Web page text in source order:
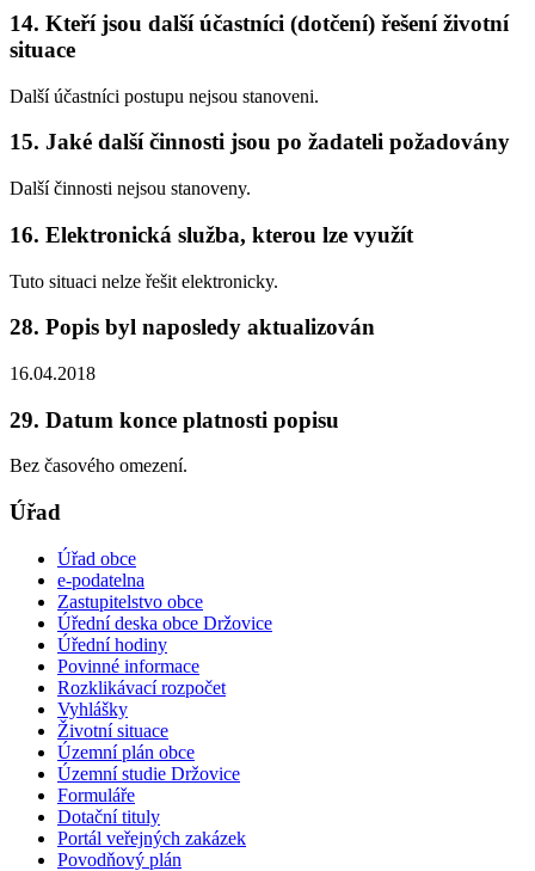
14. Kteří jsou další účastníci (dotčení) řešení životní
situace
Další účastníci postupu nejsou stanoveni.
15. Jaké další činnosti jsou po žadateli požadovány
Další činnosti nejsou stanoveny.
16. Elektronická služba, kterou lze využít
Tuto situaci nelze řešit elektronicky.
28. Popis byl naposledy aktualizován
16.04.2018
29. Datum konce platnosti popisu
Bez časového omezení.
Úřad
Úřad obce
e-podatelna
Zastupitelstvo obce
Úřední deska obce Držovice
Úřední hodiny
Povinné informace
Rozklikávací rozpočet
Vyhlášky
Životní situace
Územní plán obce
Územní studie Držovice
Formuláře
Dotační tituly
Portál veřejných zakázek
Povodňový plán